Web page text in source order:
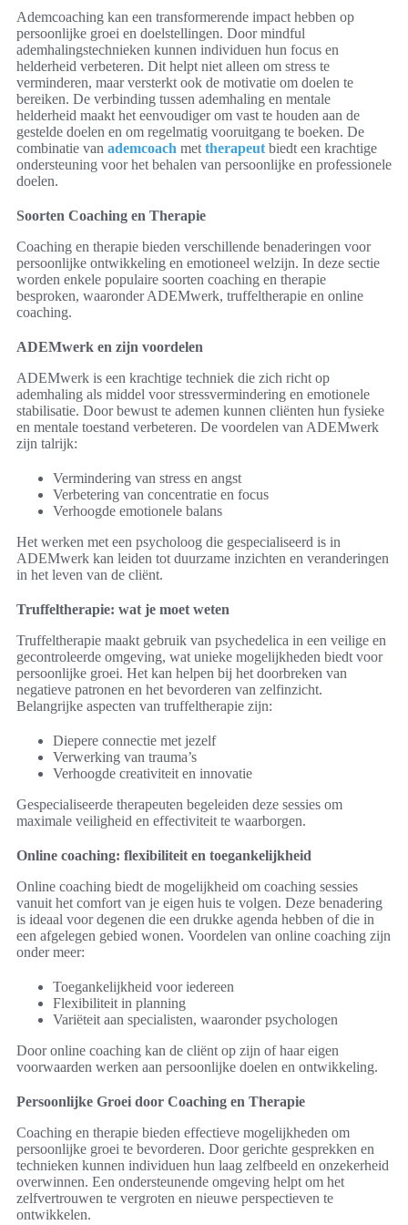
Ademcoaching kan een transformerende impact hebben op
persoonlijke groei en doelstellingen. Door mindful
ademhalingstechnieken kunnen individuen hun focus en
helderheid verbeteren. Dit helpt niet alleen om stress te
verminderen, maar versterkt ook de motivatie om doelen te
bereiken. De verbinding tussen ademhaling en mentale
helderheid maakt het eenvoudiger om vast te houden aan de
gestelde doelen en om regelmatig vooruitgang te boeken. De
combinatie van ademcoach met therapeut biedt een krachtige
ondersteuning voor het behalen van persoonlijke en professionele
doelen.
Soorten Coaching en Therapie
Coaching en therapie bieden verschillende benaderingen voor
persoonlijke ontwikkeling en emotioneel welzijn. In deze sectie
worden enkele populaire soorten coaching en therapie
besproken, waaronder ADEMwerk, truffeltherapie en online
coaching.
ADEMwerk en zijn voordelen
ADEMwerk is een krachtige techniek die zich richt op
ademhaling als middel voor stressvermindering en emotionele
stabilisatie. Door bewust te ademen kunnen cliënten hun fysieke
en mentale toestand verbeteren. De voordelen van ADEMwerk
zijn talrijk:
Vermindering van stress en angst
Verbetering van concentratie en focus
Verhoogde emotionele balans
Het werken met een psycholoog die gespecialiseerd is in
ADEMwerk kan leiden tot duurzame inzichten en veranderingen
in het leven van de cliënt.
Truffeltherapie: wat je moet weten
Truffeltherapie maakt gebruik van psychedelica in een veilige en
gecontroleerde omgeving, wat unieke mogelijkheden biedt voor
persoonlijke groei. Het kan helpen bij het doorbreken van
negatieve patronen en het bevorderen van zelfinzicht.
Belangrijke aspecten van truffeltherapie zijn:
Diepere connectie met jezelf
Verwerking van trauma’s
Verhoogde creativiteit en innovatie
Gespecialiseerde therapeuten begeleiden deze sessies om
maximale veiligheid en effectiviteit te waarborgen.
Online coaching: flexibiliteit en toegankelijkheid
Online coaching biedt de mogelijkheid om coaching sessies
vanuit het comfort van je eigen huis te volgen. Deze benadering
is ideaal voor degenen die een drukke agenda hebben of die in
een afgelegen gebied wonen. Voordelen van online coaching zijn
onder meer:
Toegankelijkheid voor iedereen
Flexibiliteit in planning
Variëteit aan specialisten, waaronder psychologen
Door online coaching kan de cliënt op zijn of haar eigen
voorwaarden werken aan persoonlijke doelen en ontwikkeling.
Persoonlijke Groei door Coaching en Therapie
Coaching en therapie bieden effectieve mogelijkheden om
persoonlijke groei te bevorderen. Door gerichte gesprekken en
technieken kunnen individuen hun laag zelfbeeld en onzekerheid
overwinnen. Een ondersteunende omgeving helpt om het
zelfvertrouwen te vergroten en nieuwe perspectieven te
ontwikkelen.